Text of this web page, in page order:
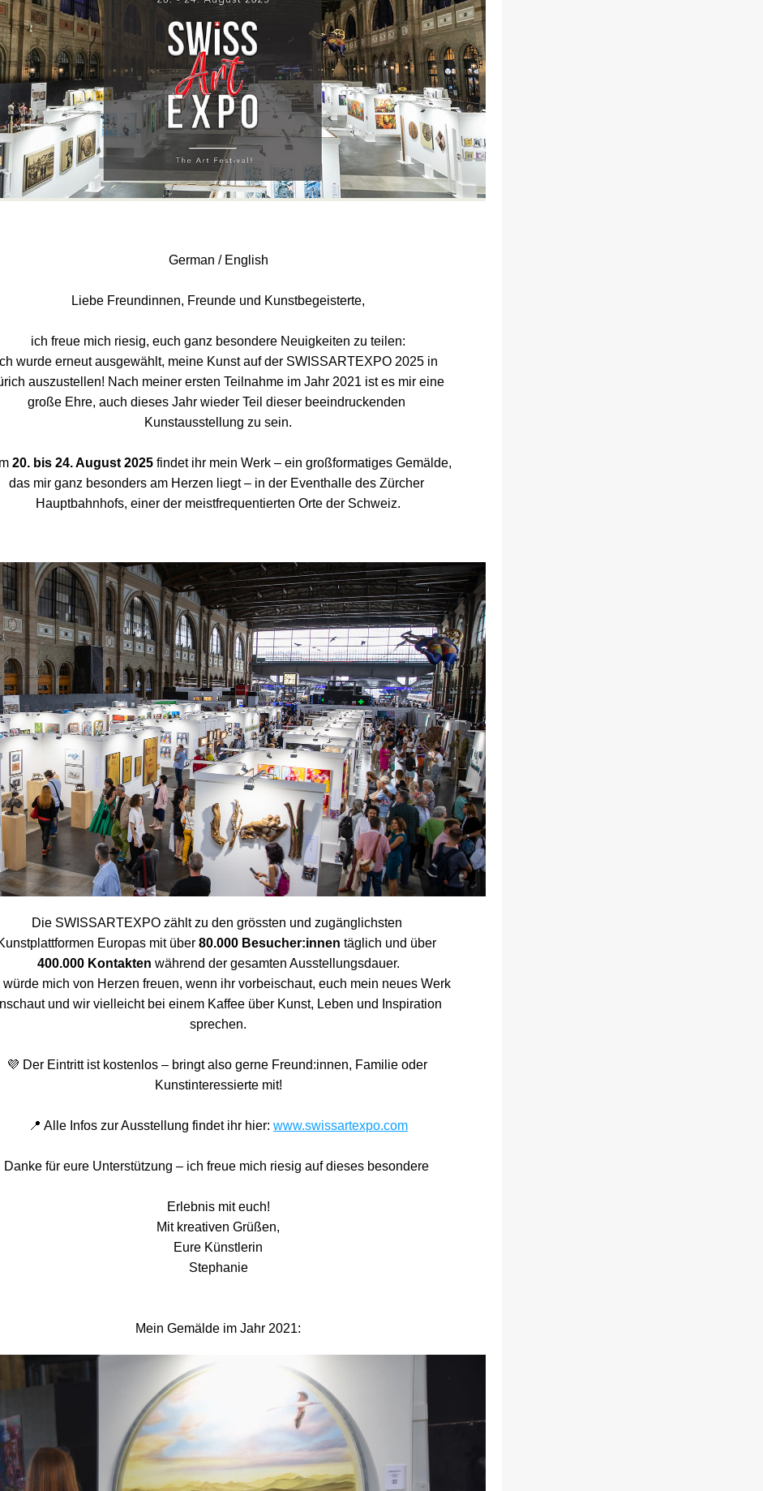
German / English
Liebe Freundinnen, Freunde und Kunstbegeisterte,
ich freue mich riesig, euch ganz besondere Neuigkeiten zu teilen:
Ich wurde erneut ausgewählt, meine Kunst auf der SWISSARTEXPO 2025 in
auszustellen! Nach meiner ersten Teilnahme im Jahr 2021 ist es mir eine
große Ehre, auch dieses Jahr wieder Teil dieser beeindruckenden
Kunstausstellung zu sein.
20. bis 24. August 2025 findet ihr mein Werk – ein großformatiges Gemälde,
das mir ganz besonders am Herzen liegt – in der Eventhalle des Zürcher
Hauptbahnhofs, einer der meistfrequentierten Orte der Schweiz.
Die SWISSARTEXPO zählt zu den grössten und zugänglichsten
Europas mit über 80.000 Besucher:innen
400.000 Kontakten während der gesamten Ausstellungsdauer.
würde mich von Herzen freuen, wenn ihr vorbeischaut, euch mein neues Werk
und wir vielleicht bei einem Kaffee über Kunst, Leben und Inspiration
sprechen.
💜 Der Eintritt ist kostenlos – bringt also gerne Freund:innen, Familie oder
Kunstinteressierte mit!
📍 Alle Infos zur Ausstellung findet ihr hier: www.swissartexpo.com
Danke für eure Unterstützung – ich freue mich riesig auf dieses besondere
Erlebnis mit euch!
Mit kreativen Grüßen,
Eure Künstlerin
Stephanie
Mein Gemälde im Jahr 2021: